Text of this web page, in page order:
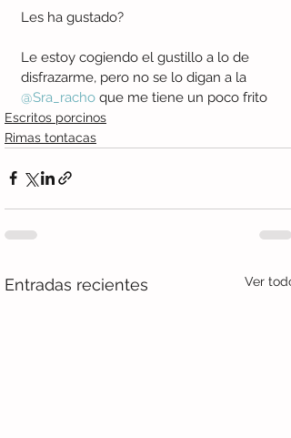
Les ha gustado?
Le estoy cogiendo el gustillo a lo de
disfrazarme, pero no se lo digan a la
@Sra_racho que me tiene un poco frito
Escritos porcinos
Rimas tontacas
Entradas recientes Ver todo